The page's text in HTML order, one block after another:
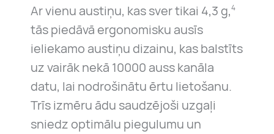
Ar vienu austiņu, kas sver tikai 4,3 g,4
tās piedāvā ergonomisku ausīs
ieliekamo austiņu dizainu, kas balstīts
uz vairāk nekā 10000 auss kanāla
datu, lai nodrošinātu ērtu lietošanu.
Trīs izmēru ādu saudzējoši uzgaļi
sniedz optimālu piegulumu un